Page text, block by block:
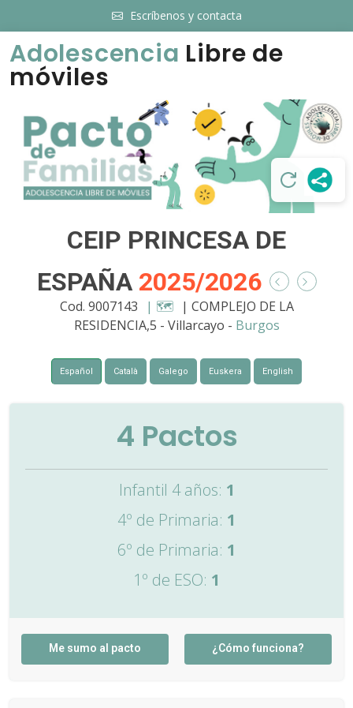
Escríbenos y contacta
Adolescencia Libre de
móviles
CEIP PRINCESA DE
ESPAÑA 2025/2026
Cod. 9007143 | 🗺️ | COMPLEJO DE LA
RESIDENCIA,5 - Villarcayo - Burgos
Español Català Galego Euskera English
4 Pactos
Infantil 4 años: 1
4º de Primaria: 1
6º de Primaria: 1
1º de ESO: 1
Me sumo al pacto ¿Cómo funciona?